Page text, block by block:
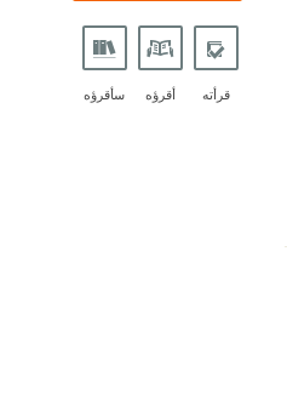
قرأته أقرؤه سأقرؤه